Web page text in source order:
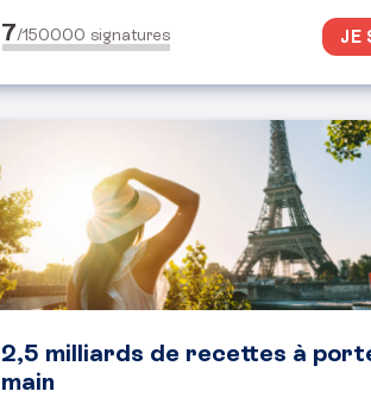
7/150000 signatures JE
2,5 milliards de recettes à
main